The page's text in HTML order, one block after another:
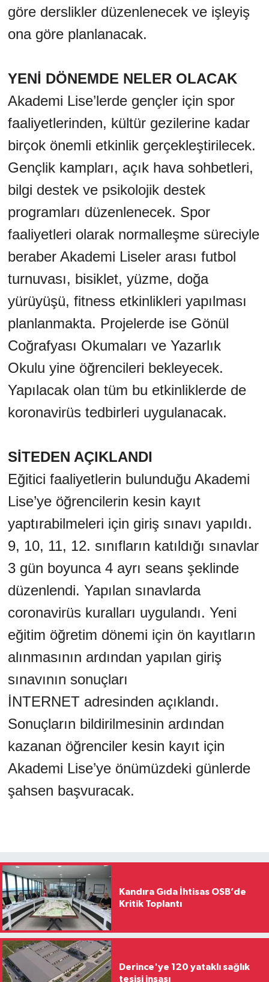
göre derslikler düzenlenecek ve işleyiş
ona göre planlanacak.
YENİ DÖNEMDE NELER OLACAK
Akademi Lise’lerde gençler için spor
faaliyetlerinden, kültür gezilerine kadar
birçok önemli etkinlik gerçekleştirilecek.
Gençlik kampları, açık hava sohbetleri,
bilgi destek ve psikolojik destek
programları düzenlenecek. Spor
faaliyetleri olarak normalleşme süreciyle
beraber Akademi Liseler arası futbol
turnuvası, bisiklet, yüzme, doğa
yürüyüşü, fitness etkinlikleri yapılması
planlanmakta. Projelerde ise Gönül
Coğrafyası Okumaları ve Yazarlık
Okulu yine öğrencileri bekleyecek.
Yapılacak olan tüm bu etkinliklerde de
koronavirüs tedbirleri uygulanacak.
SİTEDEN AÇIKLANDI
Eğitici faaliyetlerin bulunduğu Akademi
Lise’ye öğrencilerin kesin kayıt
yaptırabilmeleri için giriş sınavı yapıldı.
9, 10, 11, 12. sınıfların katıldığı sınavlar
3 gün boyunca 4 ayrı seans şeklinde
düzenlendi. Yapılan sınavlarda
coronavirüs kuralları uygulandı. Yeni
eğitim öğretim dönemi için ön kayıtların
alınmasının ardından yapılan giriş
sınavının sonuçları
İNTERNET adresinden açıklandı.
Sonuçların bildirilmesinin ardından
kazanan öğrenciler kesin kayıt için
Akademi Lise’ye önümüzdeki günlerde
şahsen başvuracak.
Kandıra Gıda İhtisas OSB’de
Kritik Toplantı
Derince'ye 120 yataklı sağlık
tesisi inşası